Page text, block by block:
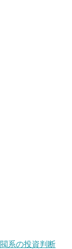
系の投資判断